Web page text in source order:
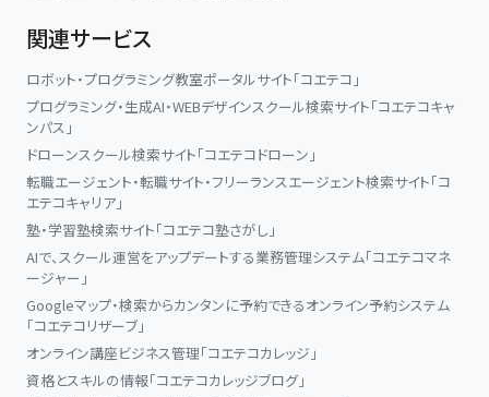
関連サービス
ロボット・プログラミング教室ポータルサイト「コエテコ」
プログラミング・生成AI・WEBデザインスクール検索サイト「コエテコキャ
ンパス」
ドローンスクール検索サイト「コエテコドローン」
転職エージェント・転職サイト・フリーランスエージェント検索サイト「コ
エテコキャリア」
塾・学習塾検索サイト「コエテコ塾さがし」
AIで、スクール運営をアップデートする業務管理システム「コエテコマネ
ージャー」
Googleマップ・検索からカンタンに予約できるオンライン予約システム
「コエテコリザーブ」
オンライン講座ビジネス管理「コエテコカレッジ」
資格とスキルの情報「コエテコカレッジブログ」